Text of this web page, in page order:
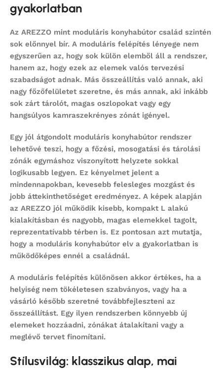
gyakorlatban
Az AREZZO mint moduláris konyhabútor család szintén
sok előnnyel bír. A moduláris felépítés lényege nem
egyszerűen az, hogy sok külön elemből áll a rendszer,
hanem az, hogy ezek az elemek valós tervezési
szabadságot adnak. Más összeállítás való annak, aki
nagy főzőfelületet szeretne, és más annak, aki inkább
sok zárt tárolót, magas oszlopokat vagy egy
hangsúlyos kamraszekrényes zónát igényel.
Egy jól átgondolt moduláris konyhabútor rendszer
lehetővé teszi, hogy a főzési, mosogatási és tárolási
zónák egymáshoz viszonyított helyzete sokkal
logikusabb legyen. Ez kényelmet jelent a
mindennapokban, kevesebb felesleges mozgást és
jobb áttekinthetőséget eredményez. A képek alapján
az AREZZO jól működik kisebb, kompakt L alakú
kialakításban és nagyobb, magas elemekkel tagolt,
reprezentatívabb térben is. Ez pontosan azt mutatja,
hogy a moduláris konyhabútor elv a gyakorlatban is
működőképes ennél a családnál.
A moduláris felépítés különösen akkor értékes, ha a
helyiség nem tökéletesen szabványos, vagy ha a
vásárló később szeretné továbbfejleszteni az
összeállítást. Egy ilyen rendszerben könnyebb új
elemeket hozzáadni, zónákat átalakítani vagy a
meglévő tervet finomítani.
Stílusvilág: klasszikus alap, mai